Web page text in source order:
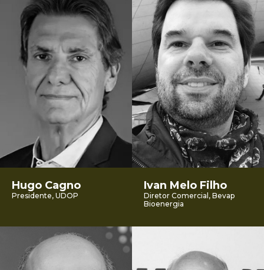
Hugo Cagno
Presidente, UDOP
Ivan Melo Filho
Diretor Comercial, Bevap
Bioenergia